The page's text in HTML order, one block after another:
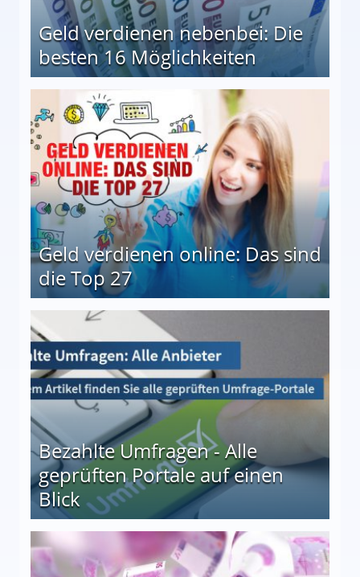
Geld verdienen nebenbei: Die
besten 16 Möglichkeiten
Geld verdienen online: Das sind
die Top 27
Bezahlte Umfragen - Alle
geprüften Portale auf einen
Blick
auf einen Blick